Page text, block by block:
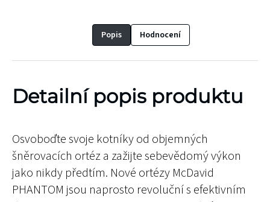
Popis Hodnocení
Detailní popis produktu
Osvoboďte svoje kotníky od objemných
šněrovacích ortéz a zažijte sebevědomý výkon
jako nikdy předtím. Nové ortézy McDavid
PHANTOM jsou naprosto revoluční s efektivním